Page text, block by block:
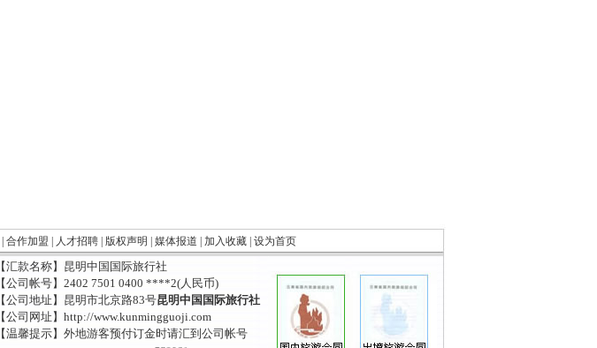
合作加盟 人才招聘 版权声明 媒体报道 加入收藏 设为首页
【汇款名称】昆明中国国际旅行社
【公司帐号】2402 7501 0400 ****2(人民币)
【公司地址】昆明市北京路83号昆明中国国际旅行社
【公司网址】http://www.kunmingguoji.com
【温馨提示】外地游客预付订金时请汇到公司帐号